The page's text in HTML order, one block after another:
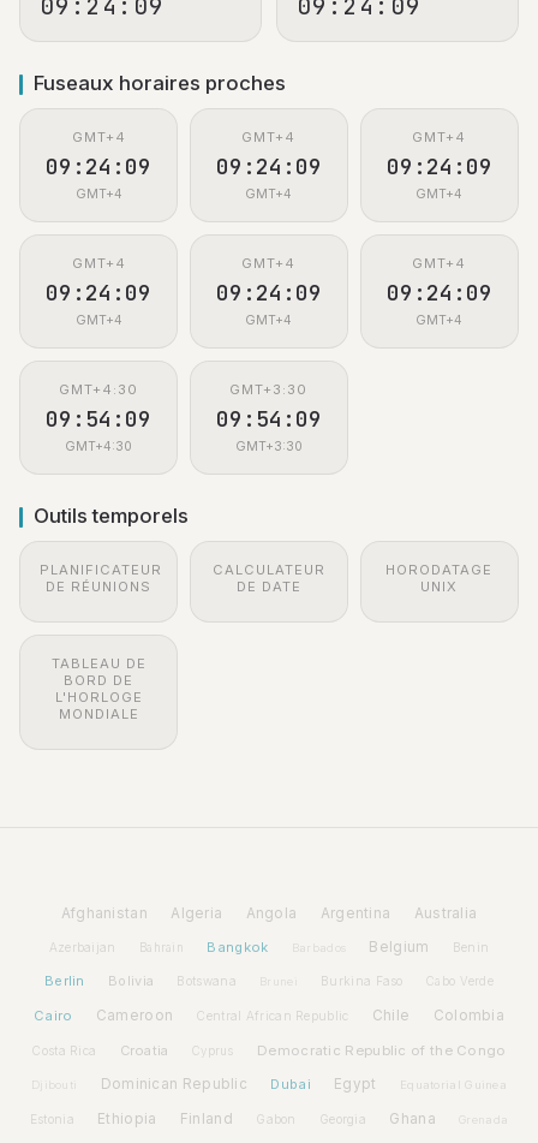
Fuseaux horaires proches
GMT+4
09:24:10
GMT+4
GMT+4
09:24:10
GMT+4
GMT+4
09:24:10
GMT+4
GMT+4
09:24:10
GMT+4
GMT+4
09:24:10
GMT+4
GMT+4
09:24:10
GMT+4
GMT+4:30
09:54:10
GMT+4:30
GMT+3:30
09:54:10
GMT+3:30
Outils temporels
PLANIFICATEUR
DE RÉUNIONS
CALCULATEUR
DE DATE
HORODATAGE
UNIX
TABLEAU DE
BORD DE
L'HORLOGE
MONDIALE
Afghanistan Algeria Angola Argentina Australia
Azerbaijan Bahrain Bangkok Barbados Belgium Benin
Berlin Bolivia Botswana Brunei Burkina Faso Cabo Verde
Cairo Cameroon Central African Republic Chile Colombia
Costa Rica Croatia Cyprus Democratic Republic of the Congo
Djibouti Dominican Republic Dubai Egypt Equatorial Guinea
Estonia Ethiopia Finland Gabon Georgia Ghana Grenada